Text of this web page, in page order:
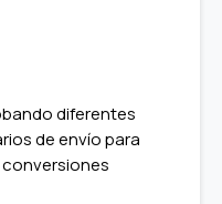
diferentes
de envío para